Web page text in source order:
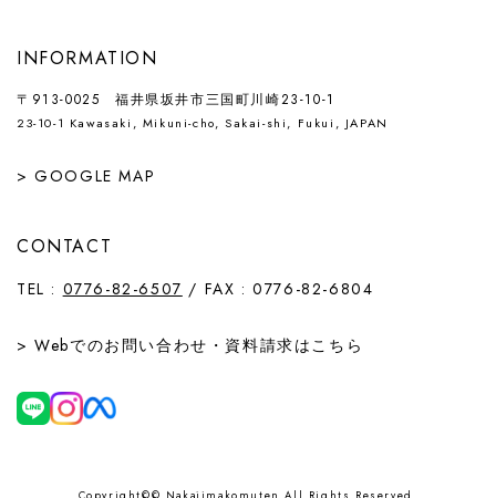
INFORMATION
〒913-0025 福井県坂井市三国町川崎23-10-1
23-10-1 Kawasaki, Mikuni-cho, Sakai-shi, Fukui, JAPAN
> GOOGLE MAP
CONTACT
TEL : 0776-82-6507 / FAX : 0776-82-6804
> Webでのお問い合わせ ・ 資料請求はこちら